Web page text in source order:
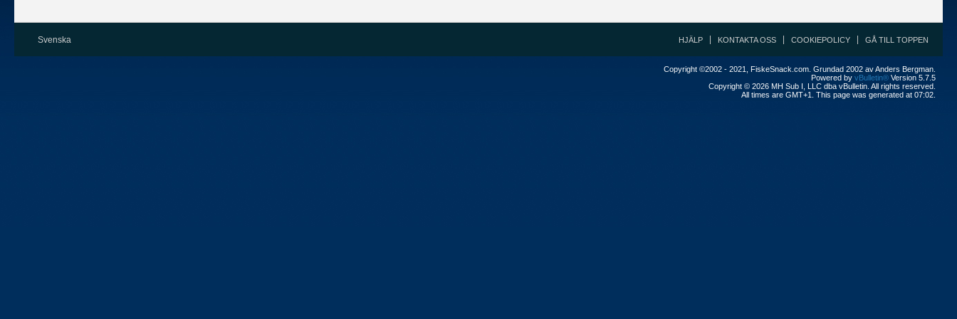
Svenska HJÄLP KONTAKTA OSS COOKIEPOLICY GÅ TILL TOPPEN
Copyright ©2002 - 2021, FiskeSnack.com. Grundad 2002 av Anders Bergman.
Powered by vBulletin® Version 5.7.5
Copyright © 2026 MH Sub I, LLC dba vBulletin. All rights reserved.
All times are GMT+1. This page was generated at 07:02.